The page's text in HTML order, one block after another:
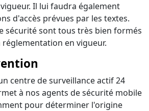
Il lui faudra également
d'accès prévues par les textes.
sécurité sont tous très bien formés
en vigueur.
centre de surveillance actif 24
à nos agents de sécurité mobile
pour déterminer l'origine